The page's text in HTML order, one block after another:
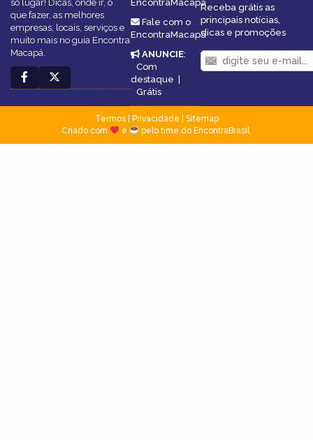
só lugar! Dicas, onde ir, o
que fazer, as melhores
empresas, locais, serviços e
muito mais no guia Encontra
Macapá.
EncontraMacapá
Fale com o
EncontraMacapá
ANUNCIE:
Com
destaque
Grátis
Receba grátis as
principais notícias,
dicas e promoções
Termos| Privacidade
Sitemap
Criado com
e pelo time do EncontraBrasil